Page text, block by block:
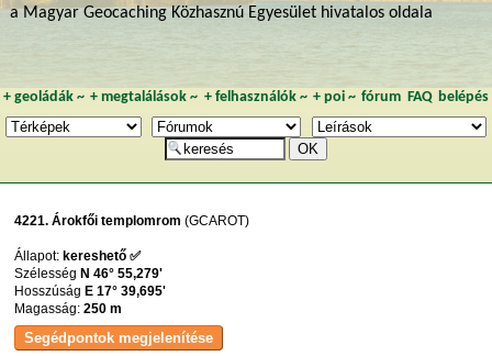
a Magyar Geocaching Közhasznú Egyesület hivatalos oldala
+ geoládák~ +megtalálások ~ + felhasználók~ + poi~ fórum FAQ belépés
4221. Árokfői templomrom (GCAROT)
Állapot: kereshető ✅
Szélesség N 46° 55,279'
Hosszúság E 17° 39,695'
Magasság:250 m